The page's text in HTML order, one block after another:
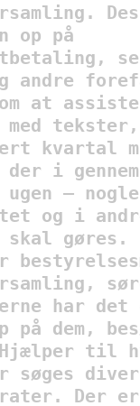
op på
andre
at
med
kvartal
i
–
og i
skal gøres.
har det
på dem,
Hjælper til
søges
Der